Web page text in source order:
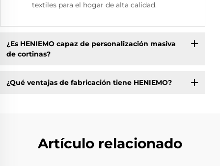
textiles para el hogar de alta calidad.
¿Es HENIEMO capaz de personalización masiva
de cortinas?
¿Qué ventajas de fabricación tiene HENIEMO?
Artículo relacionado